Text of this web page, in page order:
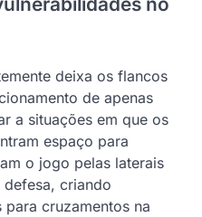
deixa os flancos
de apenas
a situações em que os
espaço para
o jogo pelas laterais
criando
cruzamentos na